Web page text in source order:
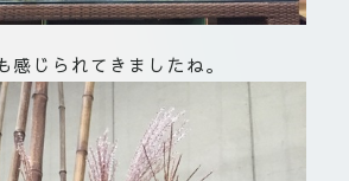
感じられてきましたね。
zufu